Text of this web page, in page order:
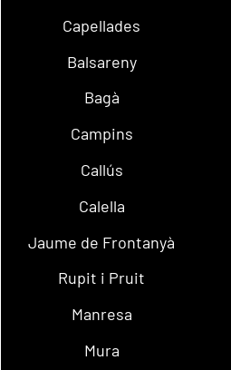
Capellades
Balsareny
Bagà
Campins
Callús
Calella
Jaume de Frontanyà
Rupit i Pruit
Manresa
Mura